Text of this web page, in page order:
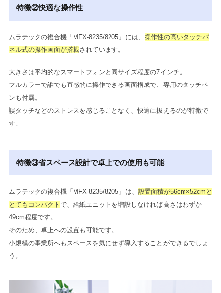
特徴②快適な操作性
ムラテックの複合機「MFX-8235/8205」には、 操作性の高いタッチパ
ネル式の操作画面が搭載されています。
大きさは平均的なスマートフォンと同サイズ程度の7インチ。
フルカラーで誰でも直感的に操作できる画面構成で、専用のタッチペ
ンも付属。
誤タッチなどのストレスを感じることなく、快適に扱えるのが特徴で
す。
特徴③省スペース設計で卓上での使用も可能
ムラテックの複合機「MFX-8235/8205」は、 設置面積が56cm×52cmと
とてもコンパクトで、給紙ユニットを増設しなければ高さはわずか
49cm程度です。
そのため、卓上への設置も可能です。
小規模の事業所へもスペースを気にせず導入することができるでしょ
う。